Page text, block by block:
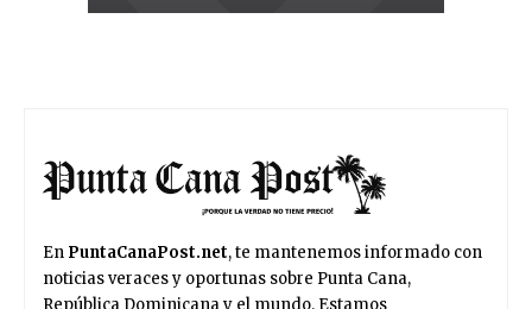
En PuntaCanaPost.net, te mantenemos informado con
noticias veraces y oportunas sobre Punta Cana,